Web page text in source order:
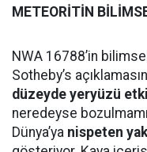
METEORİTİN
NWA 16788’in
Sotheby’s
düzeyde yeryüzü
neredeyse
Dünya’ya nispeten